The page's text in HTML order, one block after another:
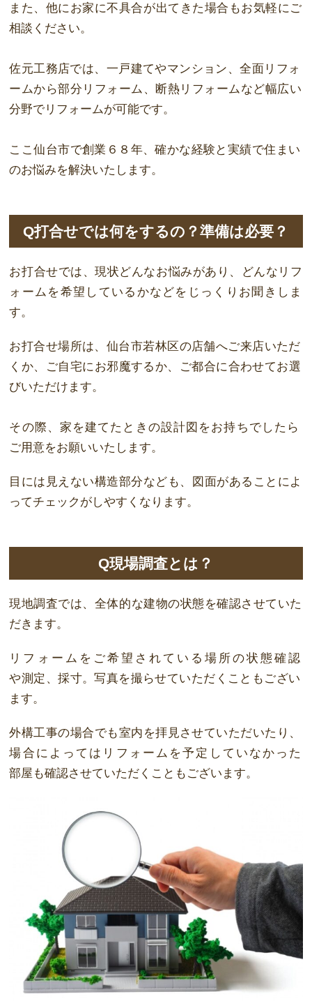
また、 他にお家に不具合が出てきた場合もお気軽にご
相談ください。
佐元工務店では、一 戸建てやマン ショ ン、全面 リフォ
ームから部分リフォーム、 断熱 リフォームなど幅広い
分野でリフォームが可能です。
ここ仙台市で創業 ６８年、確かな経験 と実績で住まい
のお悩みを解決いたします。
Q打合せでは何をするの？準備は必要？
お打合せでは、現状どんなお悩みがあり、どんなリフ
ォームを希望しているかなどを じっくりお聞きしま
す。
お打合せ場所は、 仙台市若林区の店舗へご来店いただ
くか、ご自宅にお邪魔するか、 ご都合に合わせてお選
びいただけます。
その際、家を建てたときの設計図 をお持ちでしたら
ご用意をお願いいたします。
目には見えない構造部分なども、 図面があることによ
ってチ ェ ッ ク がしやすくなります。
Q現場調査とは？
現地調査では、全体的な建物の状態を確認させていた
だきます。
リフォームをご希望されている場所の状態確認
や測 定、採寸。写真を撮 らせていただ くこともござい
ます。
外構工事の場合でも室内を拝 見させていただいたり、
場合によってはリフォームを予定していなかった
部屋 も確認させていただくこともございます。